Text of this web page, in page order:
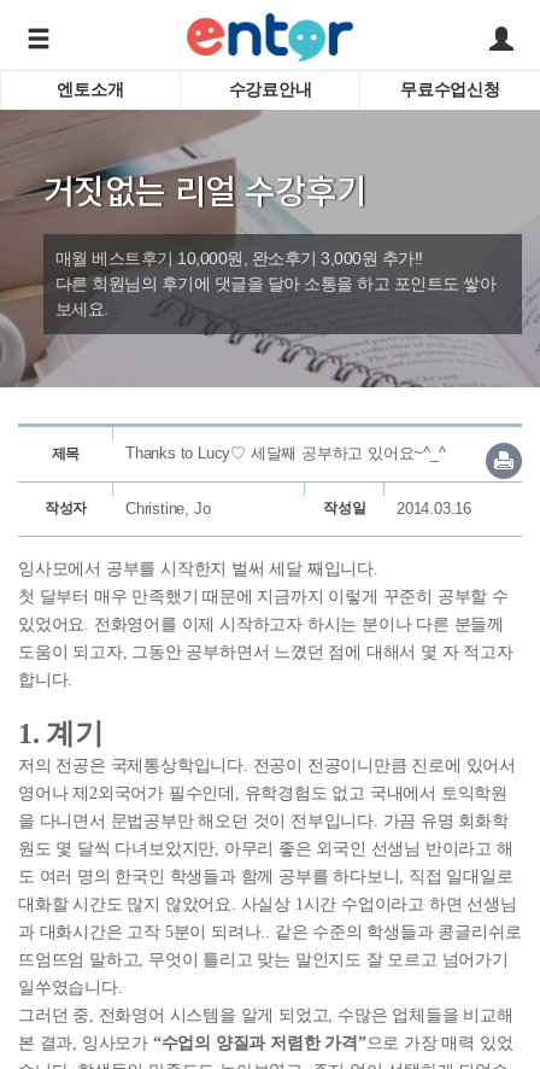
학습도우미 G1
바로가기
서비스안내
강사소개
회사소개
어린이
영자신
수업
엔토소개 수강료안내 무료수업신청
거짓없는 리얼 수강후기
매월 베스트후기 10,000원, 완소후기 3,000원 추가!!
다른 회원님의 후기에 댓글을 달아 소통을 하고 포인트도 쌓아
보세요.
제목 Thanks to Lucy♡ 세달째 공부하고 있어요~^_^
작성자 Christine, Jo 작성일 2014.03.16
잉사모에서 공부를 시작한지 벌써 세달 째입니다.
첫 달부터 매우 만족했기 때문에 지금까지 이렇게 꾸준히 공부할 수
있었어요. 전화영어를 이제 시작하고자 하시는 분이나 다른 분들께
도움이 되고자, 그동안 공부하면서 느꼈던 점에 대해서 몇 자 적고자
합니다.
1. 계기
저의 전공은 국제통상학입니다. 전공이 전공이니만큼 진로에 있어서
영어나 제2외국어가 필수인데, 유학경험도 없고 국내에서 토익학원
을 다니면서 문법공부만 해오던 것이 전부입니다. 가끔 유명 회화학
원도 몇 달씩 다녀보았지만, 아무리 좋은 외국인 선생님 반이라고 해
도 여러 명의 한국인 학생들과 함께 공부를 하다보니, 직접 일대일로
대화할 시간도 많지 않았어요. 사실상 1시간 수업이라고 하면 선생님
과 대화시간은 고작 5분이 되려나.. 같은 수준의 학생들과 콩글리쉬로
뜨엄뜨엄 말하고, 무엇이 틀리고 맞는 말인지도 잘 모르고 넘어가기
일쑤였습니다.
그러던 중, 전화영어 시스템을 알게 되었고, 수많은 업체들을 비교해
본 결과, 잉사모가 “수업의 양질과 저렴한 가격”으로 가장 매력 있었